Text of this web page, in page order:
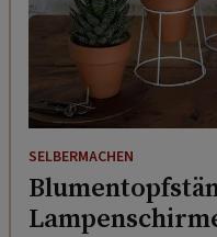
SELBERMACHEN